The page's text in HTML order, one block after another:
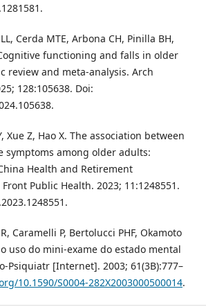
Cerda MTE, Arbona CH, Pinilla BH,
functioning and falls in older
review and meta-analysis. Arch
128:105638. Doi:
Xue Z, Hao X. The association between
symptoms among older adults:
Health and Retirement
Public Health. 2023; 11:1248551.
Caramelli P, Bertolucci PHF, Okamoto
uso do mini-exame do estado mental
Psiquiatr [Internet]. 2003; 61(3B):777–
10.1590/S0004-282X2003000500014.